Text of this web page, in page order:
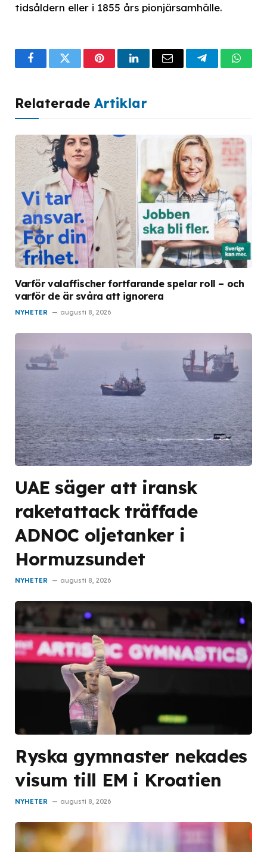
tidsåldern eller i 1855 års pionjärsamhälle.
FacebookTwitterPinterestLinkedInEmail Telegram
Relaterade Artiklar
Varför valaffischer fortfarande spelar roll – och
varför de är svåra att ignorera
NYHETER augusti 8, 2026
UAE säger att iransk
raketattack träffade
ADNOC oljetanker i
Hormuzsundet
NYHETER augusti 8, 2026
Ryska gymnaster nekades
visum till EM i Kroatien
NYHETER augusti 8, 2026